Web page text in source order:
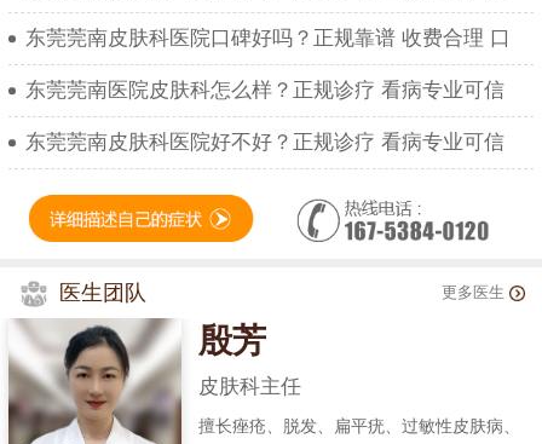
东莞莞南皮肤科医院口碑好吗？正规靠谱 收费合理 口
东莞莞南医院皮肤科怎么样？正规诊疗 看病专业可信
东莞莞南皮肤科医院好不好？正规诊疗 看病专业可信
医生团队 更多医生
殷芳
皮肤科主任
擅长痤疮、脱发、扁平疣、过敏性皮肤病、